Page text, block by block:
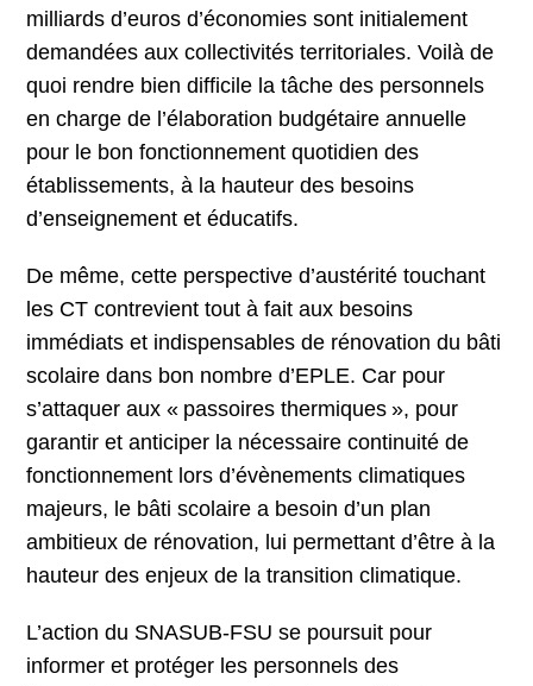
milliards d’euros d’économies sont initialement
demandées aux collectivités territoriales. Voilà de
quoi rendre bien difficile la tâche des personnels
en charge de l’élaboration budgétaire annuelle
pour le bon fonctionnement quotidien des
établissements, à la hauteur des besoins
d’enseignement et éducatifs.
De même, cette perspective d’austérité touchant
les CT contrevient tout à fait aux besoins
immédiats et indispensables de rénovation du bâti
scolaire dans bon nombre d’EPLE. Car pour
s’attaquer aux « passoires thermiques », pour
garantir et anticiper la nécessaire continuité de
fonctionnement lors d’évènements climatiques
majeurs, le bâti scolaire a besoin d’un plan
ambitieux de rénovation, lui permettant d’être à la
hauteur des enjeux de la transition climatique.
L’action du SNASUB-FSU se poursuit pour
informer et protéger les personnels des